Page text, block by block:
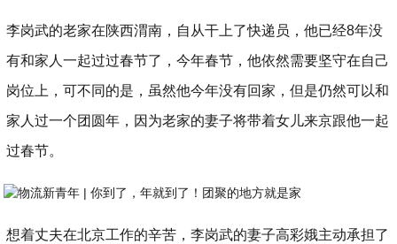
李岗武的老家在陕西渭南，自从干上了快递员，他已经8年没
有和家人一起过过春节了，今年春节，他依然需要坚守在自己
岗位上，可不同的是，虽然他今年没有回家，但是仍然可以和
家人过一个团圆年，因为老家的妻子将带着女儿来京跟他一起
过春节。
想着丈夫在北京工作的辛苦，李岗武的妻子高彩娥主动承担了